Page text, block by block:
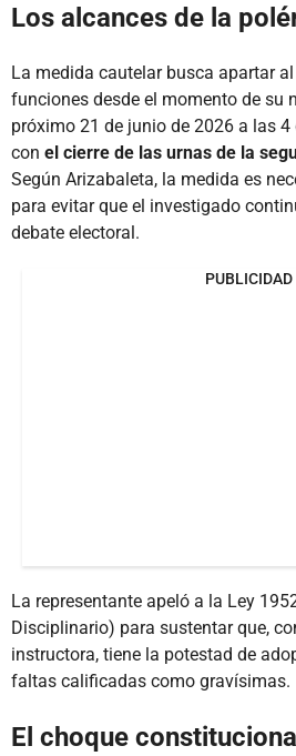
Los alcances de la
La medida cautelar busca apartar
funciones desde el momento de su
próximo 21 de junio de 2026 a las
con el cierre de las urnas de la
Según Arizabaleta, la medida es
para evitar que el investigado
debate electoral.
PUBLICIDAD
La representante apeló a la Ley
Disciplinario) para sustentar que,
instructora, tiene la potestad de
faltas calificadas como gravísimas.
El choque